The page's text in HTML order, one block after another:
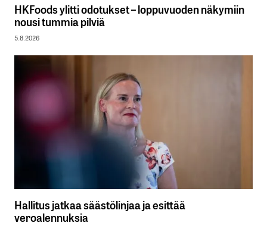
HKFoods ylitti odotukset – loppuvuoden näkymiin
nousi tummia pilviä
5.8.2026
Hallitus jatkaa säästölinjaa ja esittää
veroalennuksia